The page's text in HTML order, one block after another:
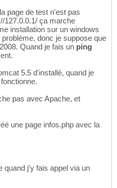
page de test n'est pas
127.0.0.1/ ça marche
installation sur un windows
donc je suppose que
Quand je fais un ping
5.5 d'installé, quand je
pas avec Apache, et
une page infos.php avec la
quand j'y fais appel via un